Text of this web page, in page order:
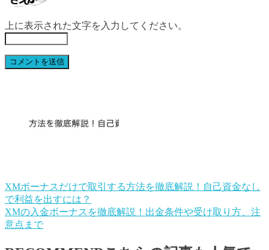
上に表示された文字を入力してください。
XMボーナスだけで取引する方法を徹底解説！自己資金なし
で利益を出すには？
XMの入金ボーナスを徹底解説！出金条件や受け取り方、注
意点まで